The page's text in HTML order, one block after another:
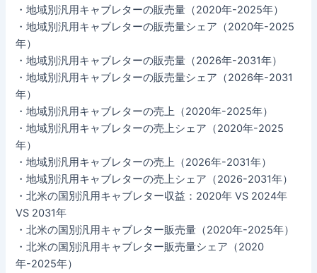
・地域別汎用キャブレターの販売量（2020年-2025年）
・地域別汎用キャブレターの販売量シェア（2020年-2025
年）
・地域別汎用キャブレターの販売量（2026年-2031年）
・地域別汎用キャブレターの販売量シェア（2026年-2031
年）
・地域別汎用キャブレターの売上（2020年-2025年）
・地域別汎用キャブレターの売上シェア（2020年-2025
年）
・地域別汎用キャブレターの売上（2026年-2031年）
・地域別汎用キャブレターの売上シェア（2026-2031年）
・北米の国別汎用キャブレター収益：2020年 VS 2024年
VS 2031年
・北米の国別汎用キャブレター販売量（2020年-2025年）
・北米の国別汎用キャブレター販売量シェア（2020
年-2025年）